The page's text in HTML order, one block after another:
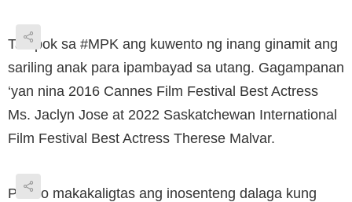
Tampok sa #MPK ang kuwento ng inang ginamit ang
sariling anak para ipambayad sa utang. Gagampanan
‘yan nina 2016 Cannes Film Festival Best Actress
Ms. Jaclyn Jose at 2022 Saskatchewan International
Film Festival Best Actress Therese Malvar.
Paano makakaligtas ang inosenteng dalaga kung